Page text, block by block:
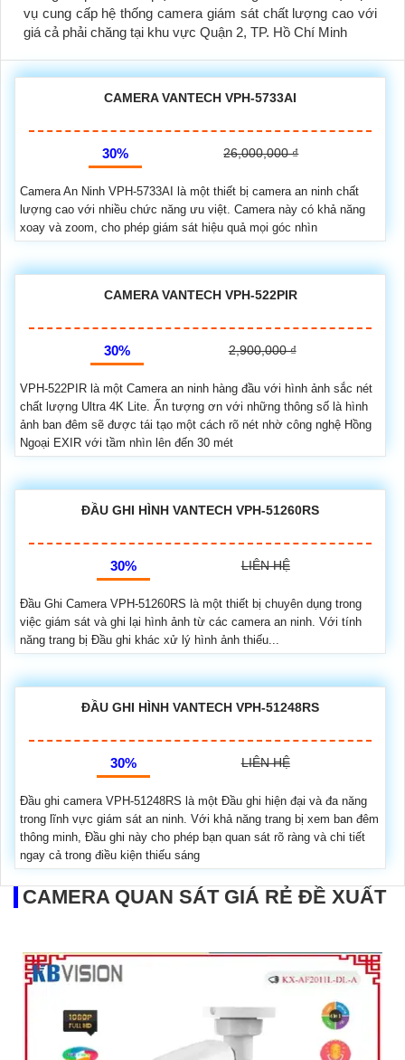
vụ cung cấp hệ thống camera giám sát chất lượng cao với
giá cả phải chăng tại khu vực Quận 2, TP. Hồ Chí Minh
CAMERA VANTECH VPH-5733AI
30% 26,000,000 ₫
Camera An Ninh VPH-5733AI là một thiết bị camera an ninh chất
lượng cao với nhiều chức năng ưu việt. Camera này có khả năng
xoay và zoom, cho phép giám sát hiệu quả mọi góc nhìn
CAMERA VANTECH VPH-522PIR
30% 2,900,000 ₫
VPH-522PIR là một Camera an ninh hàng đầu với hình ảnh sắc nét
chất lượng Ultra 4K Lite. Ấn tượng ơn với những thông số là hình
ảnh ban đêm sẽ được tái tạo một cách rõ nét nhờ công nghệ Hồng
Ngoại EXIR với tầm nhìn lên đến 30 mét
ĐẦU GHI HÌNH VANTECH VPH-51260RS
30% LIÊN HỆ
Đầu Ghi Camera VPH-51260RS là một thiết bị chuyên dụng trong
việc giám sát và ghi lại hình ảnh từ các camera an ninh. Với tính
năng trang bị Đầu ghi khác xử lý hình ảnh thiếu...
ĐẦU GHI HÌNH VANTECH VPH-51248RS
30% LIÊN HỆ
Đầu ghi camera VPH-51248RS là một Đầu ghi hiện đại và đa năng
trong lĩnh vực giám sát an ninh. Với khả năng trang bị xem ban đêm
thông minh, Đầu ghi này cho phép bạn quan sát rõ ràng và chi tiết
ngay cả trong điều kiện thiếu sáng
CAMERA QUAN SÁT GIÁ RẺ ĐỀ XUẤT